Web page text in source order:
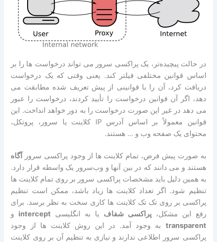
در حالت پیچیده‌تر، یک پراکسی سرور می تواند درخواست ها را بر
اساس قوانین مختلفی فیلتر کند. یعنی وقتی که یک درخواست
دریافت کرد، آن را با قوانینی از پیش تعریف شده مطابقت می
دهد، اگر آن قوانین درخواست را تأیید کردند، درخواست را عبور
می دهد در غیر این صورت درخواست را به دور خواهد انداخت. این
قوانین معمولاً بر اساس آدرس IP کلاینت یا سرور، پروتکل،
محتوای یک صفحه وب و … هستند.
به صورت پیش فرض، تمام کلاینت ها از وجود پراکسی سرور
آگاه
هستند و می دانند که در بین آنها و وب‌سرور یک واسطه قرار دارد.
به همین دلیل باید مشخصات پراکسی سرور بر روی تمام کلاینت ها
تنظیم شود. اگر تعداد کلاینت ها زیاد باشد، ممکن است تنظیم
پراکسی بر روی تک تک کلاینت ها کاری سخت به نظر برسد. برای
رفع این مشکل،پراکسی شفاف یا به انگلیسی intercept و
transparent به وجود آمد. در این روش کلاینت ها از وجود
پراکسی سرور اطلاعی ندارند و نیازی به تنظیم آن بر روی کلاینت